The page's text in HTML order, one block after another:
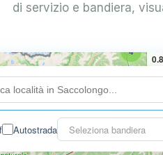
di servizio e bandiera,
Autostrada Seleziona bandiera
4
10